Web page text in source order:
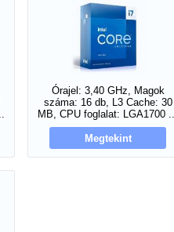
Órajel: 3,40 GHz, Magok
száma: 16 db, L3 Cache: 30
MB, CPU foglalat: LGA1700 ...
Megtekint